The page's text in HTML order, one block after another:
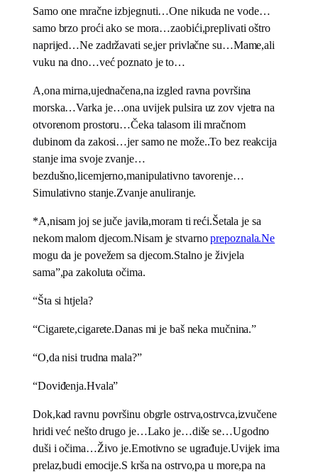
Samo one mračne izbjegnuti…One nikuda ne vode…
samo brzo proći ako se mora…zaobići,preplivati oštro
naprijed…Ne zadržavati se,jer privlačne su…Mame,ali
vuku na dno…već poznato je to…
A,ona mirna,ujednačena,na izgled ravna površina
morska…Varka je…ona uvijek pulsira uz zov vjetra na
otvorenom prostoru…Čeka talasom ili mračnom
dubinom da zakosi…jer samo ne može..To bez reakcija
stanje ima svoje zvanje…
bezdušno,licemjerno,manipulativno tavorenje…
Simulativno stanje.Zvanje anuliranje.
*A,nisam joj se juče javila,moram ti reći.Šetala je sa
nekom malom djecom.Nisam je stvarnoprepoznala.Ne
mogu da je povežem sa djecom.Stalno je živjela
sama”,pa zakoluta očima.
“Šta si htjela?
“Cigarete,cigarete.Danas mi je baš neka mučnina.”
“O,da nisi trudna mala?”
“Doviđenja.Hvala”
Dok,kad ravnu površinu obgrle ostrva,ostrvca,izvučene
hridi već nešto drugo je…Lako je…diše se…Ugodno
duši i očima…Živo je.Emotivno se ugrađuje.Uvijek ima
prelaz,budi emocije.S krša na ostrvo,pa u more,pa na